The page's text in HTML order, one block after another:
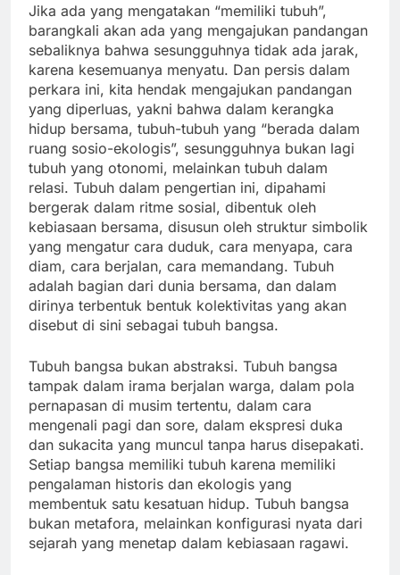
Jika ada yang mengatakan “memiliki tubuh”,
barangkali akan ada yang mengajukan pandangan
sebaliknya bahwa sesungguhnya tidak ada jarak,
karena kesemuanya menyatu. Dan persis dalam
perkara ini, kita hendak mengajukan pandangan
yang diperluas, yakni bahwa dalam kerangka
hidup bersama, tubuh-tubuh yang “berada dalam
ruang sosio-ekologis”, sesungguhnya bukan lagi
tubuh yang otonomi, melainkan tubuh dalam
relasi. Tubuh dalam pengertian ini, dipahami
bergerak dalam ritme sosial, dibentuk oleh
kebiasaan bersama, disusun oleh struktur simbolik
yang mengatur cara duduk, cara menyapa, cara
diam, cara berjalan, cara memandang. Tubuh
adalah bagian dari dunia bersama, dan dalam
dirinya terbentuk bentuk kolektivitas yang akan
disebut di sini sebagai tubuh bangsa.
Tubuh bangsa bukan abstraksi. Tubuh bangsa
tampak dalam irama berjalan warga, dalam pola
pernapasan di musim tertentu, dalam cara
mengenali pagi dan sore, dalam ekspresi duka
dan sukacita yang muncul tanpa harus disepakati.
Setiap bangsa memiliki tubuh karena memiliki
pengalaman historis dan ekologis yang
membentuk satu kesatuan hidup. Tubuh bangsa
bukan metafora, melainkan konfigurasi nyata dari
sejarah yang menetap dalam kebiasaan ragawi.